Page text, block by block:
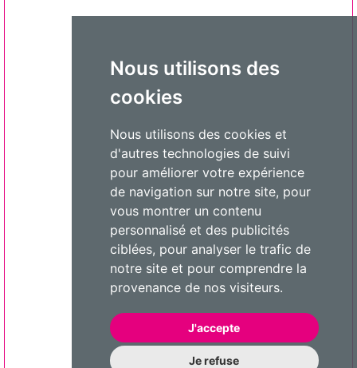
Nous utilisons des
cookies
Nous utilisons des cookies et
d'autres technologies de suivi
pour améliorer votre expérience
de navigation sur notre site, pour
vous montrer un contenu
personnalisé et des publicités
ciblées, pour analyser le trafic de
notre site et pour comprendre la
provenance de nos visiteurs.
J'accepte
Je refuse